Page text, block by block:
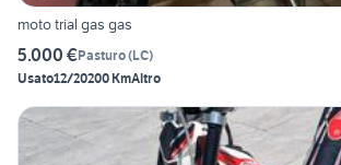
moto trial gas gas
5.000 €Pasturo(LC)
Usato12/20200 KmAltro